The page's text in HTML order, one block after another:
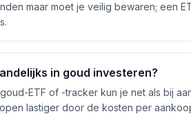
maar moet je veilig bewaren; een
in goud investeren?
ETF of -tracker kun je net als bij
lastiger door de kosten per